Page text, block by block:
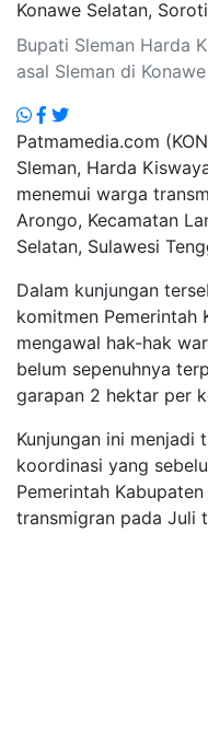
Bupati Sleman Harda
asal Sleman di
Patmamedia.com
Sleman, Harda
menemui warga
Arongo, Kecamatan
Selatan, Sulawesi
Dalam kunjungan
komitmen Pemerintah
mengawal hak-hak
belum sepenuhnya
garapan 2 hektar per
Kunjungan ini menjadi
koordinasi yang
Pemerintah
transmigran pada Juli